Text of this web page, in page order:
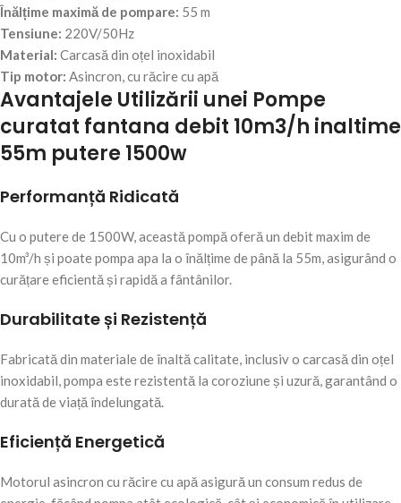
Înălțime maximă de pompare: 55 m
Tensiune: 220V/50Hz
Material: Carcasă din oțel inoxidabil
Tip motor: Asincron, cu răcire cu apă
Avantajele Utilizării unei Pompe
curatat fantana debit 10m3/h inaltime
55m putere 1500w
Performanță Ridicată
Cu o putere de 1500W, această pompă oferă un debit maxim de
10m³/h și poate pompa apa la o înălțime de până la 55m, asigurând o
curățare eficientă și rapidă a fântânilor.
Durabilitate și Rezistență
Fabricată din materiale de înaltă calitate, inclusiv o carcasă din oțel
inoxidabil, pompa este rezistentă la coroziune și uzură, garantând o
durată de viață îndelungată.
Eficiență Energetică
Motorul asincron cu răcire cu apă asigură un consum redus de